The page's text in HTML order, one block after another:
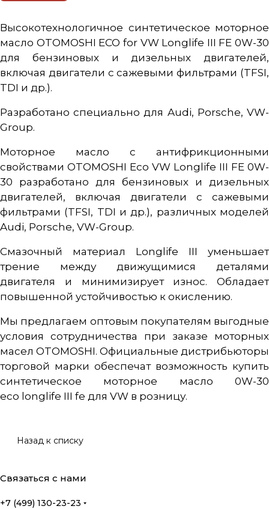
Высокотехнологичное синтетическое моторное
масло OTOMOSHI ECO for VW Longlife III FE 0W-30
для бензиновых и дизельных двигателей,
включая двигатели с сажевыми фильтрами (TFSI,
TDI и др.).
Разработано специально для Audi, Porsche, VW-
Group.
Моторное масло с антифрикционными
свойствами OTOMOSHI Eco VW Longlife III FE 0W-
30 разработано для бензиновых и дизельных
двигателей, включая двигатели с сажевыми
фильтрами (TFSI, TDI и др.), различных моделей
Audi, Porsche, VW-Group.
Смазочный материал Longlife III уменьшает
трение между движущимися деталями
двигателя и минимизирует износ. Обладает
повышенной устойчивостью к окислению.
Мы предлагаем оптовым покупателям выгодные
условия сотрудничества при заказе моторных
масел OTOMOSHI. Официальные дистрибьюторы
торговой марки обеспечат возможность купить
синтетическое моторное масло 0W-30
eco longlife III fe для VW в розницу.
Назад к списку
Связаться с нами
+7 (499) 130-23-23